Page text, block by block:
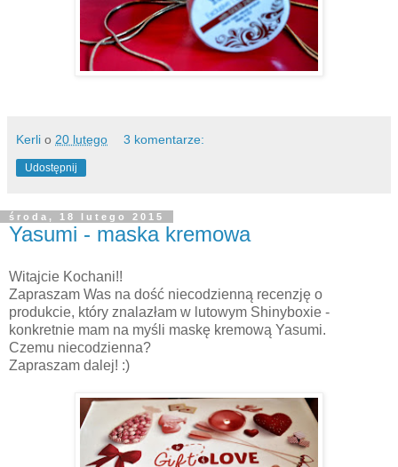
Kerli o 20 lutego 3 komentarze:
Udostępnij
środa, 18 lutego 2015
Yasumi - maska kremowa
Witajcie Kochani!!
Zapraszam Was na dość niecodzienną recenzję o
produkcie, który znalazłam w lutowym Shinyboxie -
konkretnie mam na myśli maskę kremową Yasumi.
Czemu niecodzienna?
Zapraszam dalej! :)